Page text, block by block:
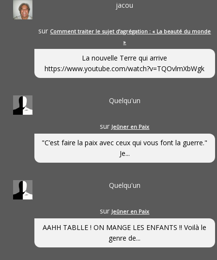
jacou
sur Comment traiter le sujet d’agrégation : « La beauté du monde
»
La nouvelle Terre qui arrive
https://www.youtube.com/watch?v=TQOvlmXbWgk
Quelqu'un
sur Jeûner en Paix
"C’est faire la paix avec ceux qui vous font la guerre."
Je...
Quelqu'un
sur Jeûner en Paix
AAHH TABLLE ! ON MANGE LES ENFANTS !! Voilà le
genre de...